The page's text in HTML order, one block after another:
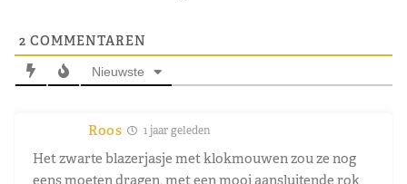
2 COMMENTAREN
Nieuwste
Roos 1 jaar geleden
Het zwarte blazerjasje met klokmouwen zou ze nog
eens moeten dragen, met een mooi aansluitende rok